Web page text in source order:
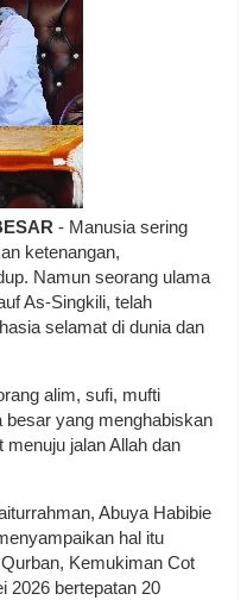
- Manusia sering
ketenangan,
Namun seorang ulama
As-Singkili, telah
selamat di dunia dan
alim, sufi, mufti
besar yang menghabiskan
jalan Allah dan
Abuya Habibie
hal itu
Kemukiman Cot
2026 bertepatan 20